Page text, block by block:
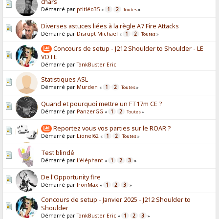
chars
Démarré par ptitléo35 « 1 2 Toutes»
Diverses astuces liées à la règle A7 Fire Attacks
Démarré par Disrupt Michael « 1 2 Toutes»
Concours de setup - J212 Shoulder to Shoulder - LE
VOTE
Démarré parTankBuster Eric
Statistiques ASL
Démarré par Murden « 1 2 Toutes»
Quand et pourquoi mettre un FT17m CE ?
Démarré par PanzerGG « 1 2 Toutes»
Reportez vous vos parties sur le ROAR ?
Démarré par Lionel62 « 1 2 Toutes»
Test blindé
Démarré par L'éléphant « 1 2 3 »
De l'Opportunity fire
Démarré parIronMax « 1 2 3 »
Concours de setup - Janvier 2025 - J212 Shoulder to
Shoulder
Démarré parTankBuster Eric « 1 2 3 »